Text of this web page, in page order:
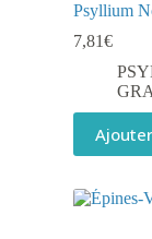
Psyllium
7,81€